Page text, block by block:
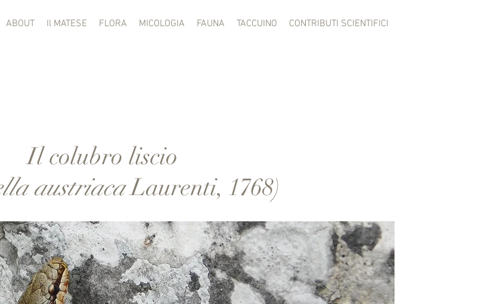
ABOUT Il MATESE FLORA MICOLOGIA FAUNA TACCUINO CONTRIBUTI SCIENTIFICI
Il colubro liscio
austriacaLaurenti, 1768)